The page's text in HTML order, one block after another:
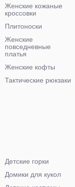
Женские кожаные
кроссовки
Плитоноски
Женские
повседневные
платья
Женские кофты
Тактические рюкзаки
Детские горки
Домики для кукол